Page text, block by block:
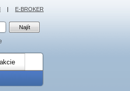
| E-BROKER